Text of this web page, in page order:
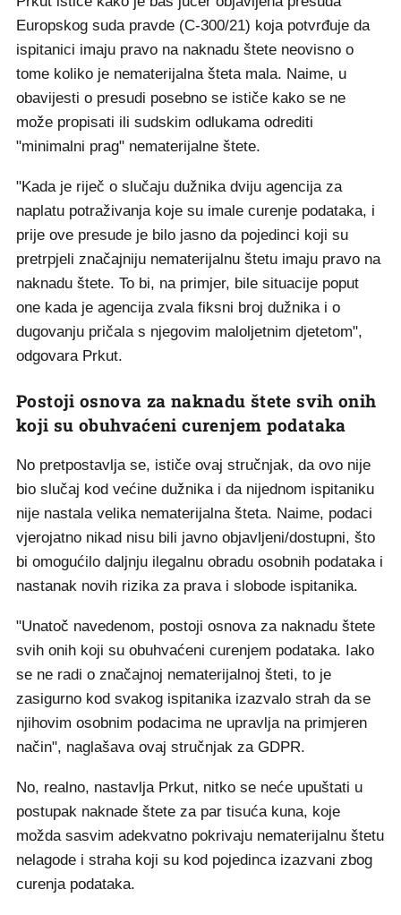
Europskog suda pravde (C-300/21) koja potvrđuje da
ispitanici imaju pravo na naknadu štete neovisno o
tome koliko je nematerijalna šteta mala. Naime, u
obavijesti o presudi posebno se ističe kako se ne
može propisati ili sudskim odlukama odrediti
"minimalni prag" nematerijalne štete.
"Kada je riječ o slučaju dužnika dviju agencija za
naplatu potraživanja koje su imale curenje podataka, i
prije ove presude je bilo jasno da pojedinci koji su
pretrpjeli značajniju nematerijalnu štetu imaju pravo na
naknadu štete. To bi, na primjer, bile situacije poput
one kada je agencija zvala fiksni broj dužnika i o
dugovanju pričala s njegovim maloljetnim djetetom",
odgovara Prkut.
Postoji osnova za naknadu štete svih onih
koji su obuhvaćeni curenjem podataka
No pretpostavlja se, ističe ovaj stručnjak, da ovo nije
bio slučaj kod većine dužnika i da nijednom ispitaniku
nije nastala velika nematerijalna šteta. Naime, podaci
vjerojatno nikad nisu bili javno objavljeni/dostupni, što
bi omogućilo daljnju ilegalnu obradu osobnih podataka i
nastanak novih rizika za prava i slobode ispitanika.
"Unatoč navedenom, postoji osnova za naknadu štete
svih onih koji su obuhvaćeni curenjem podataka. Iako
se ne radi o značajnoj nematerijalnoj šteti, to je
zasigurno kod svakog ispitanika izazvalo strah da se
njihovim osobnim podacima ne upravlja na primjeren
način", naglašava ovaj stručnjak za GDPR.
No, realno, nastavlja Prkut, nitko se neće upuštati u
postupak naknade štete za par tisuća kuna, koje
možda sasvim adekvatno pokrivaju nematerijalnu štetu
nelagode i straha koji su kod pojedinca izazvani zbog
curenja podataka.